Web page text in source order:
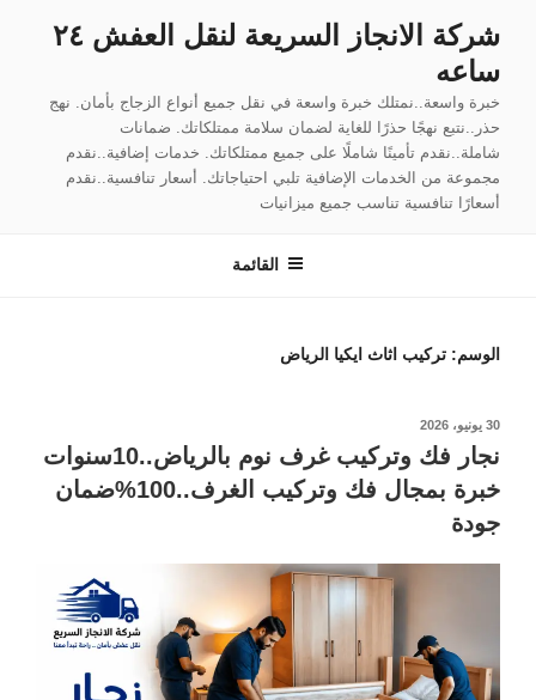
المحتوى
شركة الانجاز السريعة لنقل العفش ٢٤
ساعه
خبرة واسعة..نمتلك خبرة واسعة في نقل جميع أنواع الزجاج بأمان. نهج
حذر..نتبع نهجًا حذرًا للغاية لضمان سلامة ممتلكاتك. ضمانات
شاملة..نقدم تأمينًا شاملًا على جميع ممتلكاتك. خدمات إضافية..نقدم
مجموعة من الخدمات الإضافية تلبي احتياجاتك. أسعار تنافسية..نقدم
أسعارًا تنافسية تناسب جميع ميزانيات
القائمة
الوسم: تركيب اثاث ايكيا الرياض
نُشر
30 يونيو، 2026
نجار فك وتركيب غرف نوم بالرياض..10سنوات
خبرة بمجال فك وتركيب الغرف..100%ضمان
جودة